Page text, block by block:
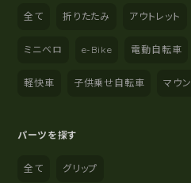
全て 折りたたみ アウトレット
ミニベロ e-Bike 電動自転車
軽快車 子供乗せ自転車 マウ
パーツを探す
全て グリップ